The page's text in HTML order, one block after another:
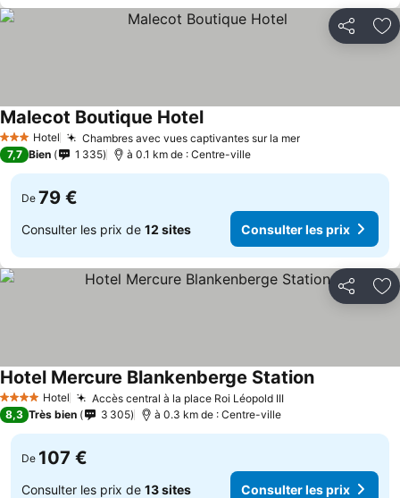
Partager
3 ÉtoilesHotel Chambres avec vues captivantes sur la mer
Malecot Boutique Hotel
7,7 Bien 1 335 à 0.1 km de : Centre-ville
De 79 €
Consulter les prix de 12 sites Consulter les prix
Partager
4 Étoiles Hotel Accès central à la place Roi Léopold III
Hotel Mercure Blankenberge Station
8,3 Très bien 3 305 à 0.3 km de : Centre-ville
De 107 €
Consulter les prix de 13 sites Consulter les prix